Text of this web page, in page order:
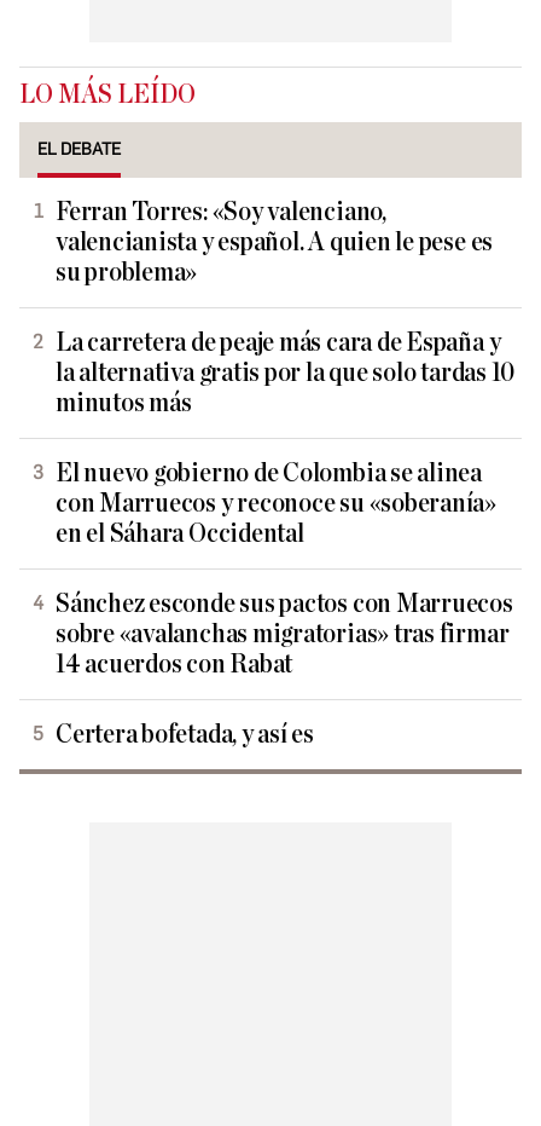
LO MÁS LEÍDO
EL DEBATE
Ferran Torres: «Soy valenciano,
valencianista y español. A quien le pese es
su problema»
La carretera de peaje más cara de España y
la alternativa gratis por la que solo tardas 10
minutos más
El nuevo gobierno de Colombia se alinea
con Marruecos y reconoce su «soberanía»
en el Sáhara Occidental
Sánchez esconde sus pactos con Marruecos
sobre «avalanchas migratorias» tras firmar
14 acuerdos con Rabat
Certera bofetada, y así es